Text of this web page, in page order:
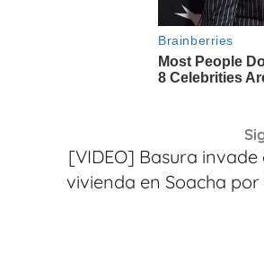
[VIDEO] Basura
vivienda en Soacha